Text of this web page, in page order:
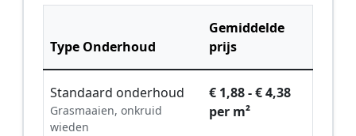
Type Onderhoud
Gemiddelde
prijs
Standaard onderhoud
Grasmaaien, onkruid
wieden
€ 1,88 - € 4,38
per m²